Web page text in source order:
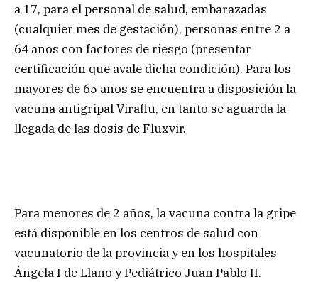
a 17, para el personal de salud, embarazadas
(cualquier mes de gestación), personas entre 2 a
64 años con factores de riesgo (presentar
certificación que avale dicha condición). Para los
mayores de 65 años se encuentra a disposición la
vacuna antigripal Viraflu, en tanto se aguarda la
llegada de las dosis de Fluxvir.
Para menores de 2 años, la vacuna contra la gripe
está disponible en los centros de salud con
vacunatorio de la provincia y en los hospitales
Ángela I de Llano y Pediátrico Juan Pablo II.